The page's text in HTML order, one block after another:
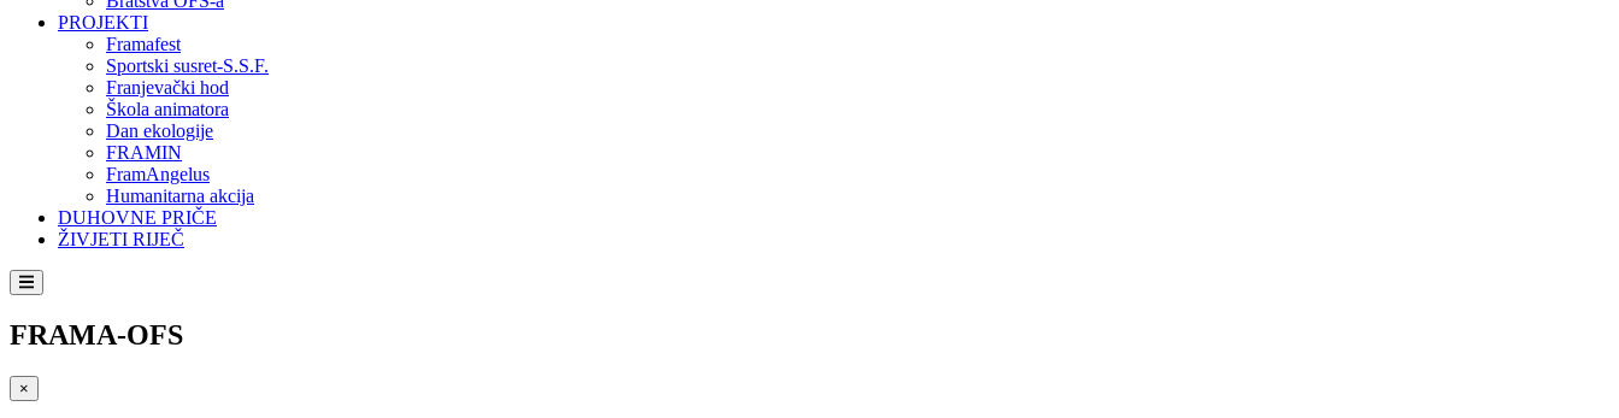
PROJEKTI
Framafest
Sportski susret-S.S.F.
Franjevački hod
Škola animatora
Dan ekologije
FRAMIN
FramAngelus
Humanitarna akcija
DUHOVNE PRIČE
ŽIVJETI RIJEČ
FRAMA-OFS
×